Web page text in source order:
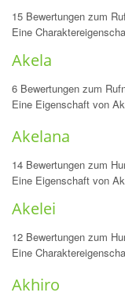
15 Bewertungen zum
Eine
Akela
6 Bewertungen zum
Eine Eigenschaft von
Akelana
14 Bewertungen zum
Eine Eigenschaft von
Akelei
12 Bewertungen zum
Eine
Akhiro